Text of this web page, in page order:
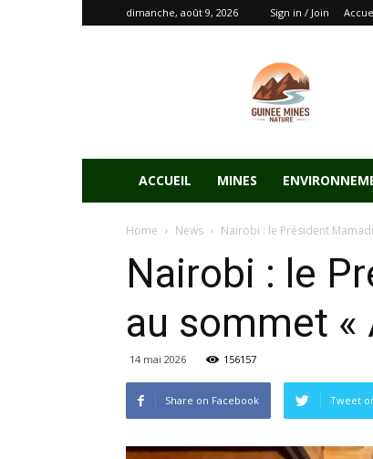
dimanche, août 9, 2026 Sign in / Join
ACCUEIL MINES
Home News Nairobi : le Président
Nairobi : le
au sommet «
14 mai 2026 156157
Share on Facebook Tweet